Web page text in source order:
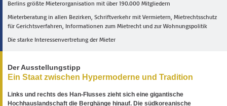
Berlins größte Mieterorganisation mit über 190.000 Mitgliedern
Mieterberatung in allen Bezirken, Schriftverkehr mit Vermietern, Mietrechtsschutz
für Gerichtsverfahren, Informationen zum Mietrecht und zur Wohnungspolitik
Die starke Interessenvertretung der Mieter
Der Ausstellungstipp
Ein Staat zwischen Hypermoderne und Tradition
Links und rechts des Han-Flusses zieht sich eine gigantische
Hochhauslandschaft die Berghänge hinauf. Die südkoreanische